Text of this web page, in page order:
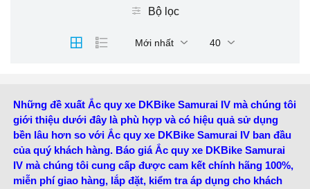
Bộ lọc
Mới nhất 40
Những đề xuất Ắc quy xe DKBike Samurai IV mà chúng tôi
giới thiệu dưới đây là phù hợp và có hiệu quả sử dụng
bền lâu hơn so với Ắc quy xe DKBike Samurai IV ban đầu
của quý khách hàng. Báo giá Ắc quy xe DKBike Samurai
IV mà chúng tôi cung cấp được cam kết chính hãng 100%,
miễn phí giao hàng, lắp đặt, kiểm tra áp dụng cho khách